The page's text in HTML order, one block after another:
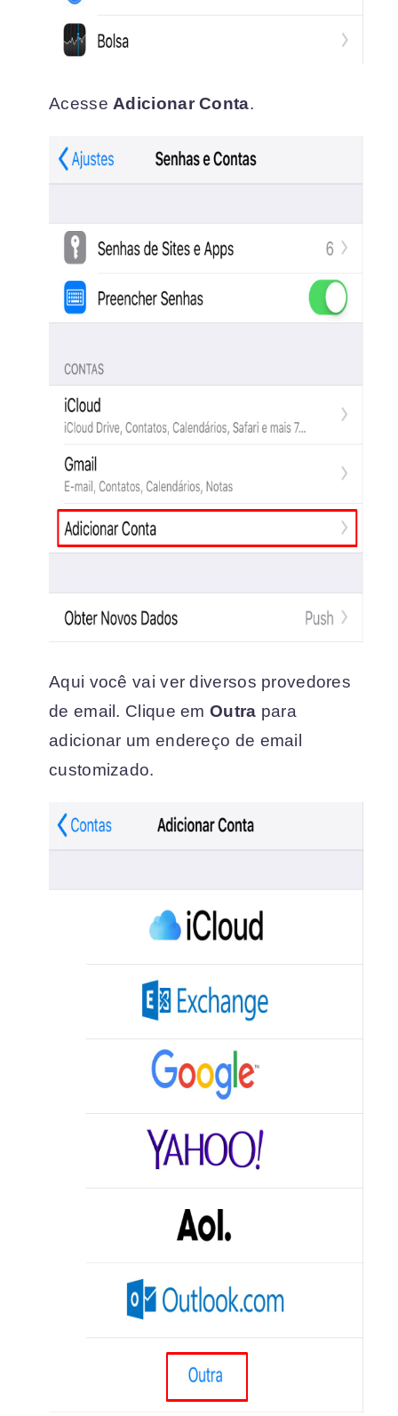
AcesseAdicionar Conta.
Aqui você vai ver diversos provedores
de email. Clique emOutra para
adicionar um endereço de email
customizado.